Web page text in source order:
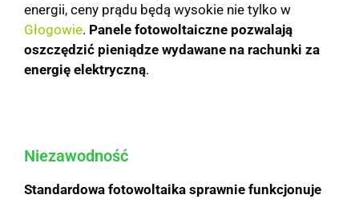
energii, ceny prądu będą wysokie nie tylko w
Głogowie. Panele fotowoltaiczne pozwalają
oszczędzić pieniądze wydawane na rachunki za
energię elektryczną.
Niezawodność
Standardowa fotowoltaika sprawnie funkcjonuje